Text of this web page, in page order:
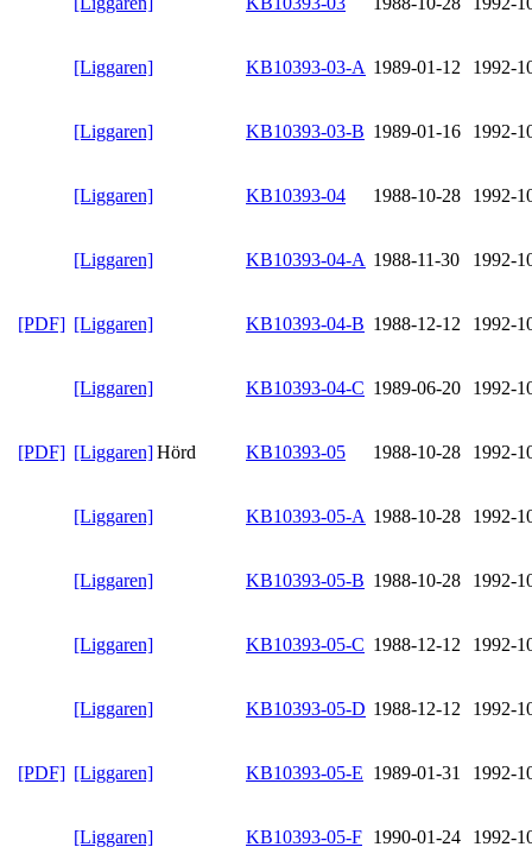
[Liggaren] KB10393-03-A 1989-01-12 1992-
[Liggaren] KB10393-03-B 1989-01-16 1992-
[Liggaren] KB10393-04 1988-10-28 1992-
[Liggaren] KB10393-04-A 1988-11-30 1992-
[PDF] [Liggaren] KB10393-04-B 1988-12-12 1992-
[Liggaren] KB10393-04-C 1989-06-20 1992-
[PDF] [Liggaren]Hörd KB10393-05 1988-10-28 1992-
[Liggaren] KB10393-05-A 1988-10-28 1992-
[Liggaren] KB10393-05-B 1988-10-28 1992-
[Liggaren] KB10393-05-C 1988-12-12 1992-
[Liggaren] KB10393-05-D 1988-12-12 1992-
[PDF] [Liggaren] KB10393-05-E 1989-01-31 1992-
[Liggaren] KB10393-05-F 1990-01-24 1992-